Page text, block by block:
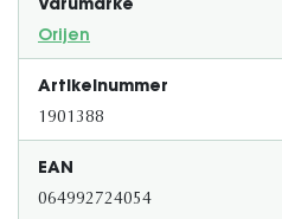
Varumärke
Orijen
Artikelnummer
1901388
EAN
064992724054